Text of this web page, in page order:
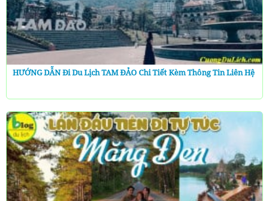
HƯỚNG DẪN Đi Du Lịch TAM ĐẢO Chi Tiết Kèm Thông Tin Liên Hệ